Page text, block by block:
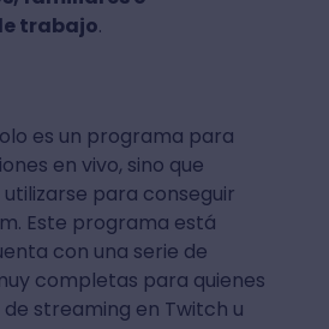
trabajo.
es un programa para
en vivo, sino que
para conseguir
Este programa está
con una serie de
completas para quienes
de streaming en Twitch u